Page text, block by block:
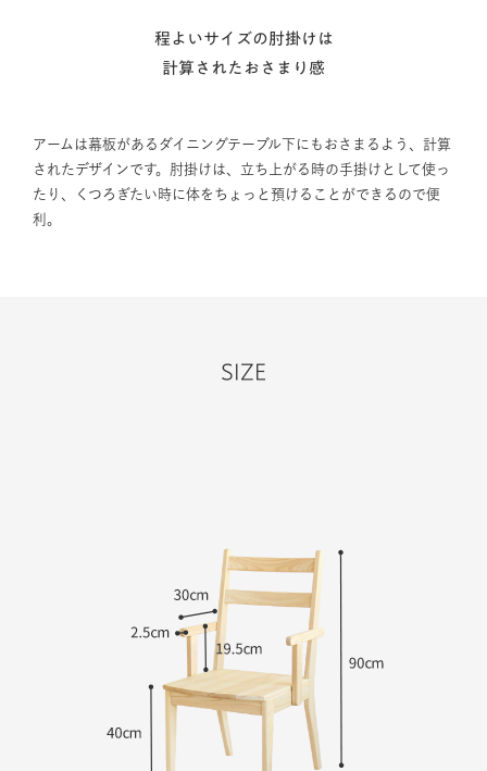
程よいサイズの肘掛けは
計算されたおさまり感
アームは幕板があるダイニングテーブル下にもおさまるよう、計算
されたデザインです。肘掛けは、立ち上がる時の手掛けとして使っ
たり、くつろぎたい時に体をちょっと預けることができるので便
利。
SIZE